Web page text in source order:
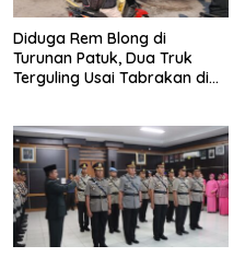
Diduga Rem Blong di
Turunan Patuk, Dua Truk
Terguling Usai Tabrakan di